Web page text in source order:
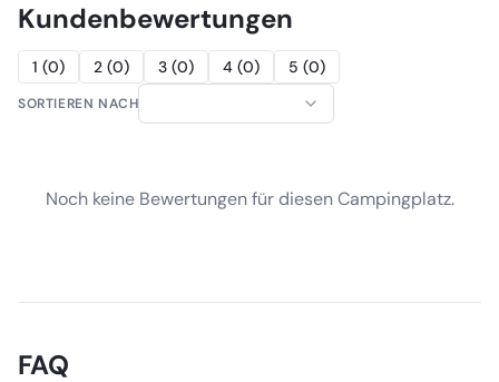
Kundenbewertungen
1 (0) 2 (0) 3 (0) 4 (0) 5 (0)
SORTIEREN NACH
Noch keine Bewertungen für diesen Campingplatz.
FAQ